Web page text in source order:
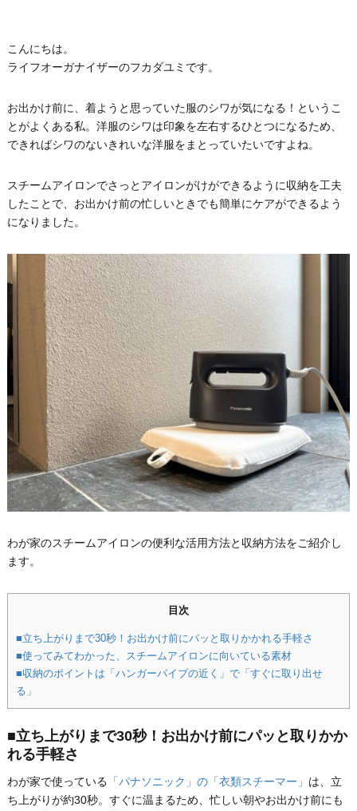
こんにちは。
ライフオーガナイザーのフカダユミです。
お出かけ前に、着ようと思っていた服のシワが気になる！というこ
とがよくある私。洋服のシワは印象を左右するひとつになるため、
できればシワのないきれいな洋服をまとっていたいですよね。
スチームアイロンでさっとアイロンがけができるように収納を工夫
したことで、お出かけ前の忙しいときでも簡単にケアができるよう
になりました。
わが家のスチームアイロンの便利な活用方法と収納方法をご紹介し
ます。
目次
■立ち上がりまで30秒！お出かけ前にパッと取りかかれる手軽さ
■使ってみてわかった、スチームアイロンに向いている素材
■収納のポイントは「ハンガーパイプの近く」で「すぐに取り出せ
る」
■立ち上がりまで30秒！お出かけ前にパッと取りかか
れる手軽さ
わが家で使っている 「パナソニック」の「衣類スチーマー」 は、立
ち上がりが約30秒。すぐに温まるため、忙しい朝やお出かけ前にも